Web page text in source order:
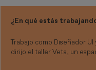
¿En qué estás
Trabajo como Diseñador UI
dirijo el taller Veta, un